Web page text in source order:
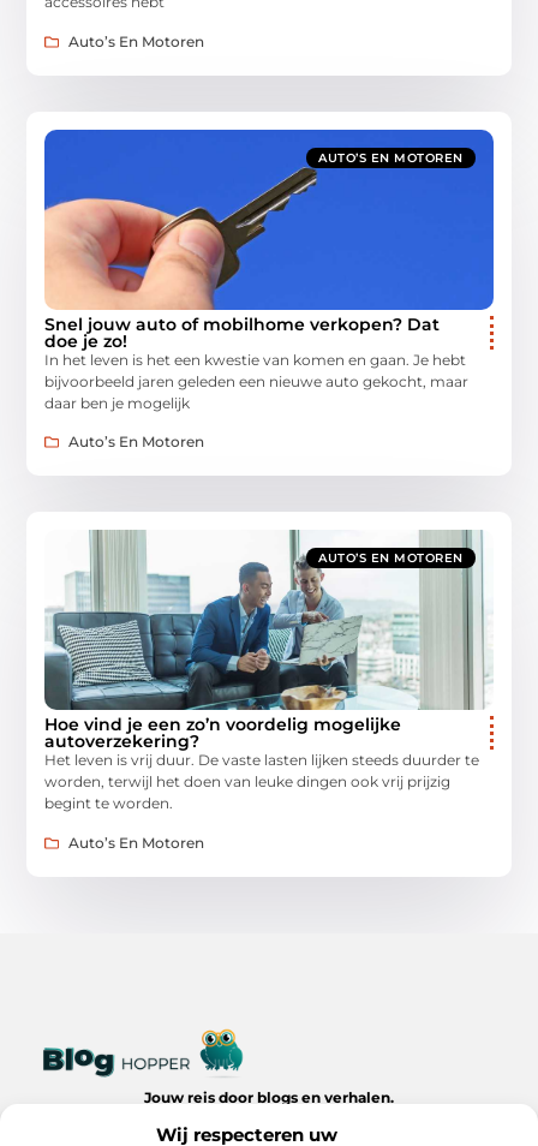
Wij respecteren uw
Auto’s En Motoren
AUTO’S EN MOTOREN
Snel jouw auto of mobilhome verkopen? Dat
doe je zo!
In het leven is het een kwestie van komen en gaan. Je hebt
bijvoorbeeld jaren geleden een nieuwe auto gekocht, maar
daar ben je mogelijk
Auto’s En Motoren
AUTO’S EN MOTOREN
Hoe vind je een zo’n voordelig mogelijke
autoverzekering?
Het leven is vrij duur. De vaste lasten lijken steeds duurder te
worden, terwijl het doen van leuke dingen ook vrij prijzig
begint te worden.
Auto’s En Motoren
Jouw reis door blogs en verhalen.
dagelijks leven op Bloghopper.nl.